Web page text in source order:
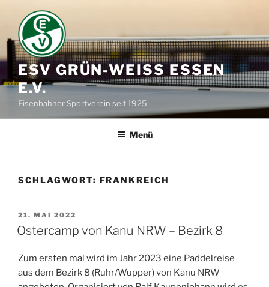
Inhalt
springen
ESV GRÜN-WEISS ESSEN E
.V.
Eisenbahner Sportverein seit 1925
Menü
SCHLAGWORT: FRANKREICH
VERÖFFENTLICHT
AM
21. MAI 2022
Ostercamp von Kanu NRW – Bezirk 8
Zum ersten mal wird im Jahr 2023 eine Paddelreise
aus dem Bezirk 8 (Ruhr/Wupper) von Kanu NRW